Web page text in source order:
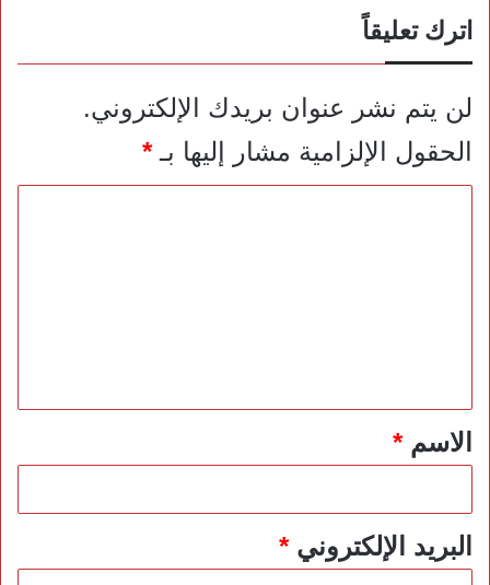
اترك تعليقاً
لن يتم نشر عنوان بريدك الإلكتروني.
الحقول الإلزامية مشار إليها بـ*
*الاسم*
البريد الإلكتروني*